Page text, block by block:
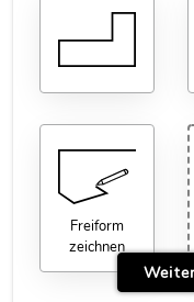
Freiform
zeichnen